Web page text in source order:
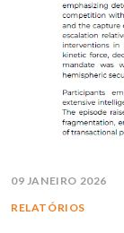
09 JANEIRO 2026
RELATÓRIOS